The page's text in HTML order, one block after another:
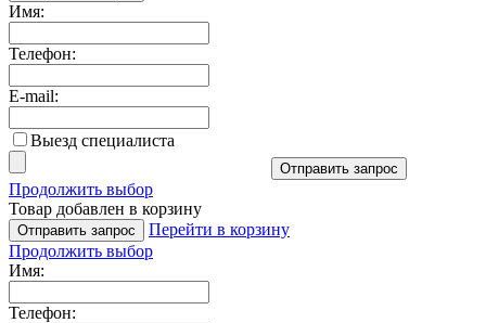
Имя:
Телефон:
E-mail:
Выезд специалиста
Отправить запрос
Продолжить выбор
Товар добавлен в корзину
Отправить запрос
Перейти в корзину
Продолжить выбор
Имя:
Телефон: